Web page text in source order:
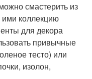
смастерить из
коллекцию
для декора
привычные
тесто) или
изолон,